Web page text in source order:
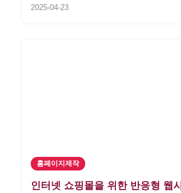
2025-04-23
홈페이지제작
인터넷 쇼핑몰을 위한 반응형 웹